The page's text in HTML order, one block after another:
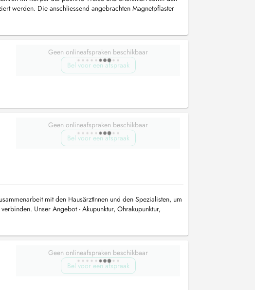
werden. Die anschliessend angebrachten Magnetpflaster
Geen onlineafspraken beschikbaar
Bel voor een afspraak
Geen onlineafspraken beschikbaar
Bel voor een afspraak
mit den HausärztInnen und den Spezialisten, um
Unser Angebot - Akupunktur, Ohrakupunktur,
Geen onlineafspraken beschikbaar
Bel voor een afspraak